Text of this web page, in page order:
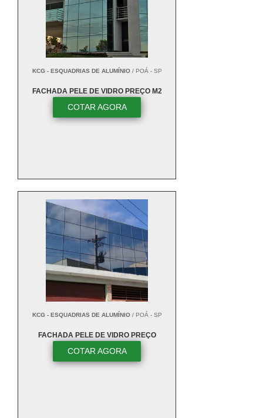
KCG - ESQUADRIAS DE ALUMÍNIO/ POÁ - SP
FACHADA PELE DE VIDRO PREÇO M2
COTAR AGORA
KCG - ESQUADRIAS DE ALUMÍNIO/ POÁ - SP
FACHADA PELE DE VIDRO PREÇO
COTAR AGORA